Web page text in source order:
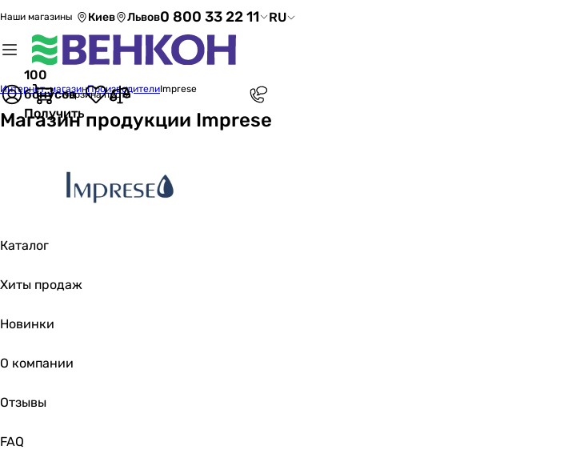
Наши магазины Киев Львов0 800 33 22 11 RU
100
бонусов
Получить
Корзина пуста
Интернет-магазинПроизводителиImprese
Магазин продукции Imprese
Каталог
Хиты продаж
Новинки
О компании
Отзывы
FAQ